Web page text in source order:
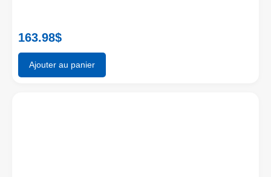
163.98$
Ajouter au panier